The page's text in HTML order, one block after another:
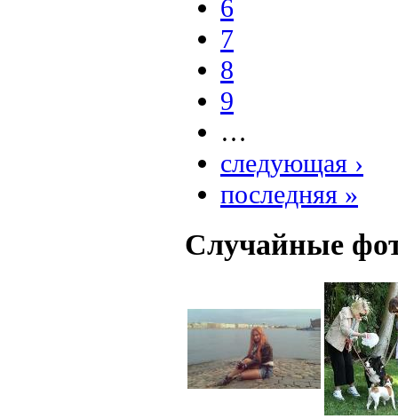
6
7
8
9
…
следующая ›
последняя »
Случайные